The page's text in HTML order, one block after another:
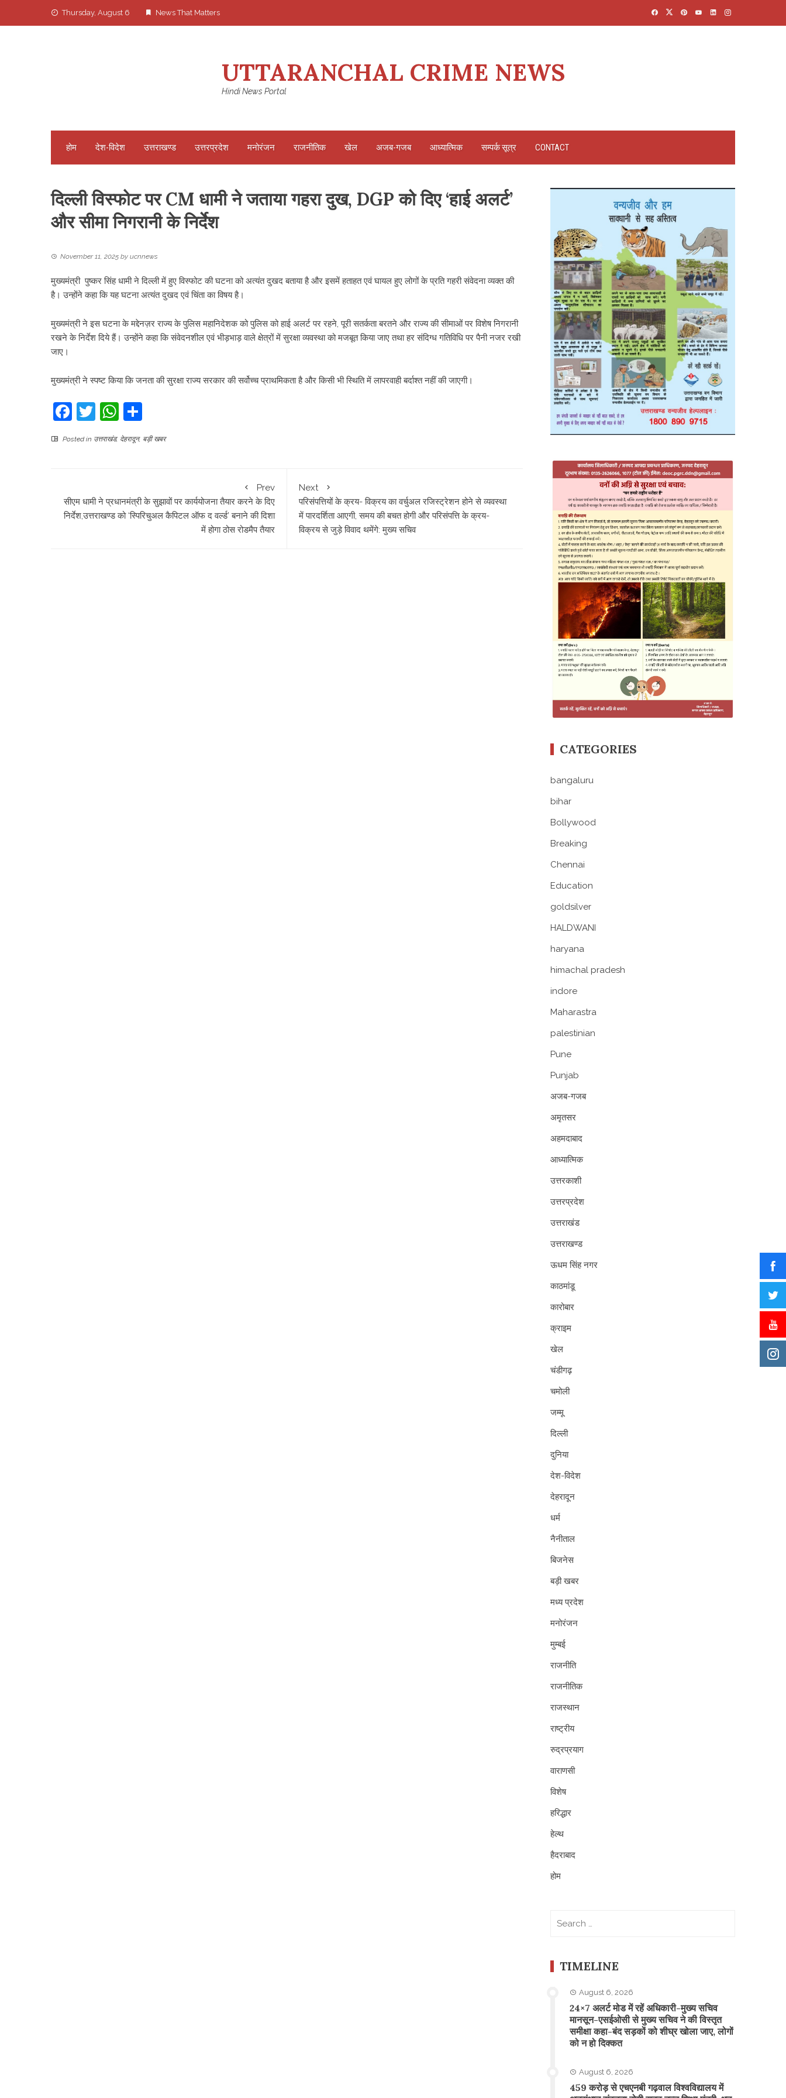
Thursday, August 6 News That Matters
UTTARANCHAL CRIME NEWS
Hindi News Portal
होम देश-विदेश उत्तराखण्ड उत्तरप्रदेश मनोरंजन राजनीतिक खेल अजब-गजब आध्यात्मिक सम्पर्क सूत्र CONTACT
दिल्ली विस्फोट पर CM धामी ने जताया गहरा दुख, DGP को दिए ‘हाई अलर्ट’
और सीमा निगरानी के निर्देश
November 11, 2025 by ucnnews
मुख्यमंत्री पुष्कर सिंह धामी ने दिल्ली में हुए विस्फोट की घटना को अत्यंत दुखद बताया है और इसमें हताहत एवं घायल हुए लोगों के प्रति गहरी संवेदना व्यक्त की
है। उन्होंने कहा कि यह घटना अत्यंत दुखद एवं चिंता का विषय है।
मुख्यमंत्री ने इस घटना के मद्देनज़र राज्य के पुलिस महानिदेशक को पुलिस को हाई अलर्ट पर रहने, पूरी सतर्कता बरतने और राज्य की सीमाओं पर विशेष निगरानी
रखने के निर्देश दिये हैं। उन्होंने कहा कि संवेदनशील एवं भीड़भाड़ वाले क्षेत्रों में सुरक्षा व्यवस्था को मजबूत किया जाए तथा हर संदिग्ध गतिविधि पर पैनी नजर रखी
जाए।
मुख्यमंत्री ने स्पष्ट किया कि जनता की सुरक्षा राज्य सरकार की सर्वोच्च प्राथमिकता है और किसी भी स्थिति में लापरवाही बर्दाश्त नहीं की जाएगी।
Facebook
TwitterWhatsApp
Posted in उत्तराखंड, देहरादून, बड़ी खबर
Prev
सीएम धामी ने प्रधानमंत्री के सुझावों पर कार्ययोजना तैयार करने के दिए
निर्देश,उत्तराखण्ड को ‘स्पिरिचुअल कैपिटल ऑफ द वर्ल्ड’ बनाने की दिशा
में होगा ठोस रोडमैप तैयार
Next
परिसंपत्तियों के क्रय- विक्रय का वर्चुअल रजिस्ट्रेशन होने से व्यवस्था
में पारदर्शिता आएगी, समय की बचत होगी और परिसंपत्ति के क्रय-
विक्रय से जुड़े विवाद थमेंगे: मुख्य सचिव
CATEGORIES
bangaluru
bihar
Bollywood
Breaking
Chennai
Education
goldsilver
HALDWANI
haryana
himachal pradesh
indore
Maharastra
palestinian
Pune
Punjab
अजब-गजब
अमृतसर
अहमदाबाद
आध्यात्मिक
उत्तरकाशी
उत्तरप्रदेश
उत्तराखंड
उत्तराखण्ड
ऊधम सिंह नगर
काठमांडू
कारोबार
क्राइम
खेल
चंडीगढ़
चमोली
जम्मू
दिल्ली
दुनिया
देश-विदेश
देहरादून
धर्म
नैनीताल
बिजनेस
बड़ी खबर
मध्य प्रदेश
मनोरंजन
मुम्बई
राजनीति
राजनीतिक
राजस्थान
राष्ट्रीय
रुद्रप्रयाग
वाराणसी
विशेष
हरिद्धार
हेल्थ
हैदराबाद
होम
TIMELINE
August 6, 2026
24×7 अलर्ट मोड में रहें अधिकारी-मुख्य सचिव
मानसून-एसईओसी से मुख्य सचिव ने की विस्तृत
समीक्षा कहा-बंद सड़कों को शीघ्र खोला जाए, लोगों
को न हो दिक्कत
August 6, 2026
459 करोड़ से एचएनबी गढ़वाल विश्वविद्यालय में